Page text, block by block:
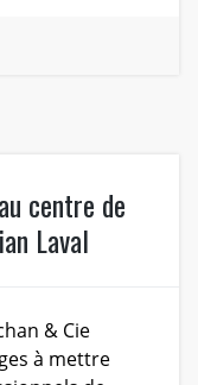
centre de
Laval
& Cie
à mettre